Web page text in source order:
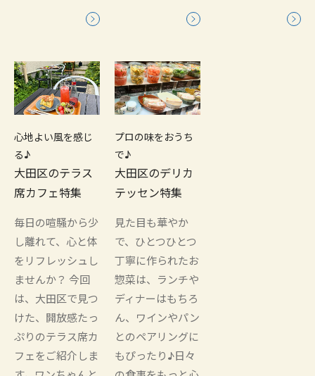
心地よい風を感じ
る♪
大田区のテラス
席カフェ特集
毎日の喧騒から少
し離れて、心と体
をリフレッシュし
ませんか？ 今回
は、大田区で見つ
けた、開放感たっ
ぷりのテラス席カ
フェをご紹介しま
プロの味をおうち
で♪
大田区のデリカ
テッセン特集
見た目も華やか
で、ひとつひとつ
丁寧に作られたお
惣菜は、ランチや
ディナーはもちろ
ん、ワインやパン
とのペアリングに
もぴったり♪日々